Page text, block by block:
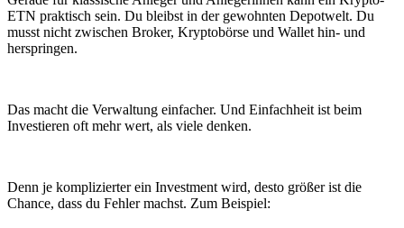
ETN praktisch sein. Du bleibst in der gewohnten Depotwelt. Du
musst nicht zwischen Broker, Kryptobörse und Wallet hin- und
herspringen.
Das macht die Verwaltung einfacher. Und Einfachheit ist beim
Investieren oft mehr wert, als viele denken.
Denn je komplizierter ein Investment wird, desto größer ist die
Chance, dass du Fehler machst. Zum Beispiel: